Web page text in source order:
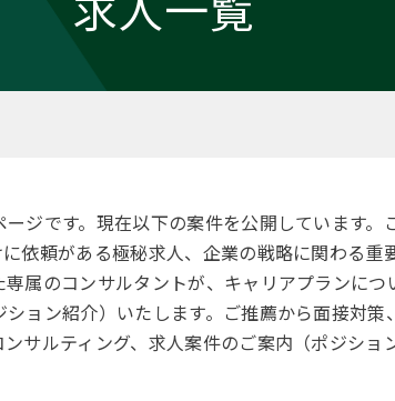
ジです。現在以下の案件を公開しています
依頼がある極秘求人、企業の戦略に関わる重
属のコンサルタントが、キャリアプランに
ョン紹介）いたします。ご推薦から面接対
サルティング、求人案件のご案内（ポジショ